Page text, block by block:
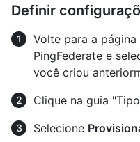
Definir
Volte para a
PingFederate e
você criou
Clique na guia
Selecione